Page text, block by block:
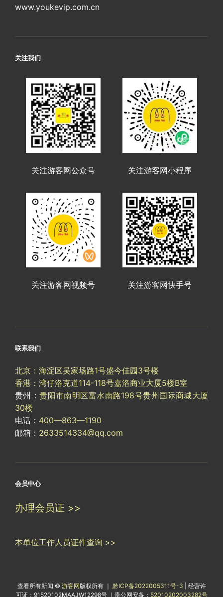
www.youkevip.com.cn
关注我们
关注游客网公众号 关注游客网小程序
关注游客网视频号 关注游客网快手号
联系我们
北京：海淀区吴家场路1号盛今佳园3号楼
香港：湾仔洛克道114-118号嘉洛商业大厦5楼B室
贵州：贵阳市南明区富水南路198号贵州国际商城大厦
30楼
电话： 400—863—1190
邮箱： 2633514334@qq.com
会员中心
办理会员证 >>
本单位工作人员证件查询 >>
查看所有新闻 © 游客网版权所有 ｜ 黔ICP备2022005311号-3
| 经营许
可证：91520102MAAJW12298号 ｜贵公网安备： 52010202003282号